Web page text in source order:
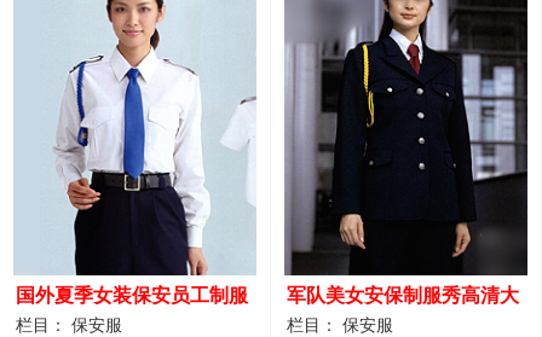
国外夏季女装保安员工制服
装大图
栏目： 保安服
军队美女安保制服秀高清大
图
栏目： 保安服